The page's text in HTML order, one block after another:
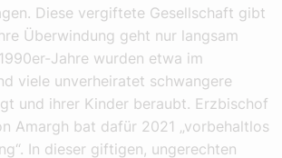
Diese vergiftete Gesellschaft gibt
Überwindung geht nur langsam
Jahre wurden etwa im
viele unverheiratet schwangere
und ihrer Kinder beraubt. Erzbischof
Amargh bat dafür 2021 „vorbehaltlos
In dieser giftigen, ungerechten